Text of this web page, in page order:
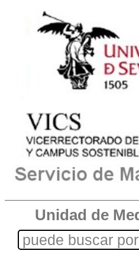
Unidad de